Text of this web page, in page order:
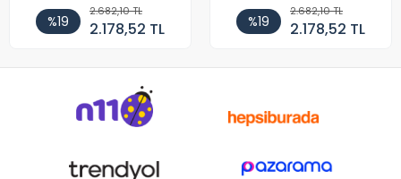
%19
2.682,10 TL
2.178,52 TL %19
2.682,10 TL
2.178,52 TL